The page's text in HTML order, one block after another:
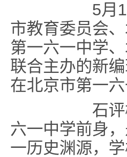
5月11日
市教育委员会
第一六一中学
联合主办的新
在北京市第一六
石评梅先
六一中学前身
一历史渊源，